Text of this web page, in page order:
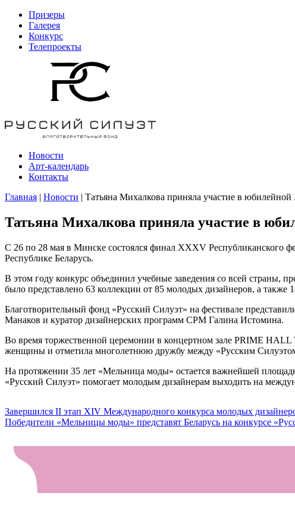
Призеры
Галерея
Конкурс
Телепроекты
Новости
Арт-календарь
Контакты
Главная | Новости | Татьяна Михалкова приняла участие в
Татьяна Михалкова приняла участие в
С 26 по 28 мая в Минске состоялся финал XXXV Республиканского
Республике Беларусь.
В этом году конкурс объединил учебные заведения со всей страны,
было представлено 63 коллекции от 85 молодых дизайнеров, а
Благотворительный фонд «Русский Силуэт» на фестивале
Манаков и куратор дизайнерских программ CPM Галина Истомина.
Во время торжественной церемонии в концертном зале PRIME HALL
женщины и отметила многолетнюю дружбу между «Русским
На протяжении 35 лет «Мельница моды» остается важнейшей
«Русский Силуэт» помогает молодым дизайнерам выходить на
Навигация
по
записям
Завершился II этап XIV Международного конкурса молодых
Победители «Мельницы моды» представят Беларусь на конкурсе